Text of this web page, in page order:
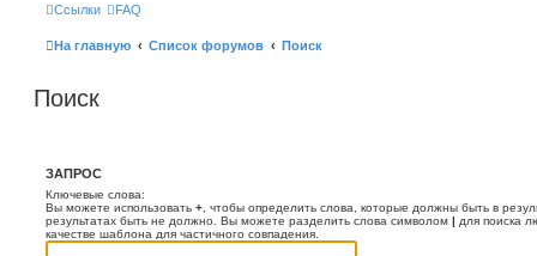
Ссылки FAQ
На главную Список форумов Поиск
Поиск
ЗАПРОС
Ключевые слова:
Вы можете использовать + , чтобы определить слова, которые должны быть в
результатах быть не должно. Вы можете разделить слова символом | для поиска
качестве шаблона для частичного совпадения.